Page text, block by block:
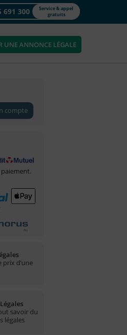
691 300
Service & appel
gratuits
UNE ANNONCE LÉGALE
compte
prix d’une
savoir du
légales